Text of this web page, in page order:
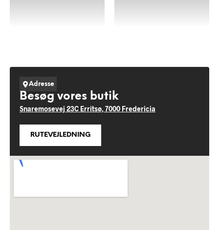
Adresse
Besøg vores butik
Snaremosevej 23C Erritsø, 7000 Fredericia
RUTEVEJLEDNING